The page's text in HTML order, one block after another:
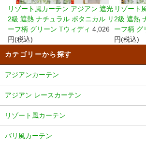
リゾート風カーテン アジアン 遮光
2級 遮熱 ナチュラル ボタニカル リ
ーフ柄 グリーン Tウィディ 4,026
円(税込)
リゾート
2級 遮熱
ーフ柄 グ
円(税込)
カテゴリーから探す
アジアンカーテン
アジアン レースカーテン
リゾート風カーテン
バリ風カーテン